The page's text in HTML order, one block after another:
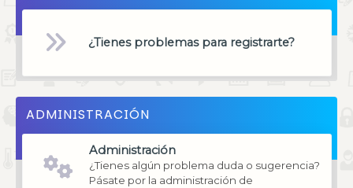
¿Tienes problemas para registrarte?
ADMINISTRACIÓN
Administración
¿Tienes algún problema duda o sugerencia?
Pásate por la administración de